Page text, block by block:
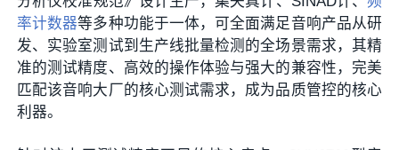
率计数器等多种功能于一体，可全面满足音响产品从研
发、实验室测试到生产线批量检测的全场景需求，其精
准的测试精度、高效的操作体验与强大的兼容性，完美
匹配该音响大厂的核心测试需求，成为品质管控的核心
利器。